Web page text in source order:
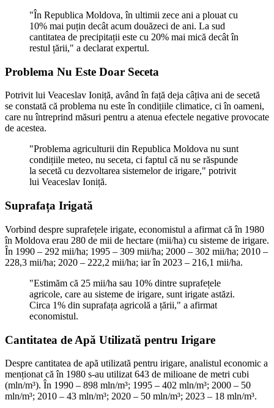
"În Republica Moldova, în ultimii zece ani a plouat cu
10% mai puțin decât acum douăzeci de ani. La sud
cantitatea de precipitații este cu 20% mai mică decât în
restul țării," a declarat expertul.
Problema Nu Este Doar Seceta
Potrivit lui Veaceslav Ioniță, având în față deja câțiva ani de secetă
se constată că problema nu este în condițiile climatice, ci în oameni,
care nu întreprind măsuri pentru a atenua efectele negative provocate
de acestea.
"Problema agriculturii din Republica Moldova nu sunt
condițiile meteo, nu seceta, ci faptul că nu se răspunde
la secetă cu dezvoltarea sistemelor de irigare," potrivit
lui Veaceslav Ioniță.
Suprafața Irigată
Vorbind despre suprafețele irigate, economistul a afirmat că în 1980
în Moldova erau 280 de mii de hectare (mii/ha) cu sisteme de irigare.
În 1990 – 292 mii/ha; 1995 – 309 mii/ha; 2000 – 302 mii/ha; 2010 –
228,3 mii/ha; 2020 – 222,2 mii/ha; iar în 2023 – 216,1 mii/ha.
"Estimăm că 25 mii/ha sau 10% dintre suprafețele
agricole, care au sisteme de irigare, sunt irigate astăzi.
Circa 1% din suprafața agricolă a țării," a afirmat
economistul.
Cantitatea de Apă Utilizată pentru Irigare
Despre cantitatea de apă utilizată pentru irigare, analistul economic a
menționat că în 1980 s-au utilizat 643 de milioane de metri cubi
(mln/m³). În 1990 – 898 mln/m³; 1995 – 402 mln/m³; 2000 – 50
mln/m³; 2010 – 43 mln/m³; 2020 – 50 mln/m³; 2023 – 18 mln/m³.